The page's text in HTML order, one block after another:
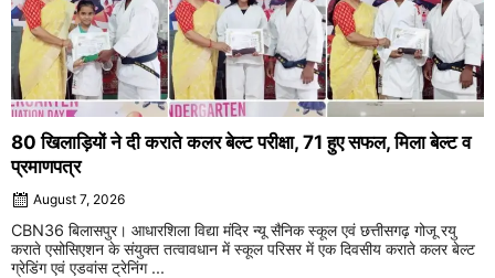
80 खिलाड़ियों ने दी कराते कलर बेल्ट परीक्षा, 71 हुए सफल, मिला बेल्ट व
प्रमाणपत्र
August 7, 2026
CBN36 बिलासपुर। आधारशिला विद्या मंदिर न्यू सैनिक स्कूल एवं छत्तीसगढ़ गोजू रयु
कराते एसोसिएशन के संयुक्त तत्वावधान में स्कूल परिसर में एक दिवसीय कराते कलर बेल्ट
ग्रेडिंग एवं एडवांस ट्रेनिंग ...